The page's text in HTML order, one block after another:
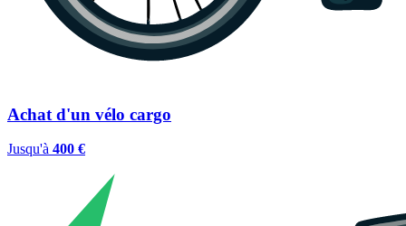
Achat d'un vélo cargo
Jusqu'à 400 €